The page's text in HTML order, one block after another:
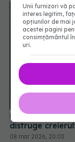
Dr. Vlad Ciurea,
distruge
08 mar 2026, 20:03
Unii furnizori vă
interes legitim,
opțiunilor de mai
acestei pagini
consimțământul
uri.